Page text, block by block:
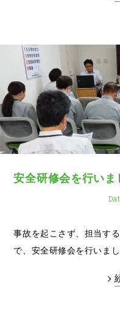
安全研修会を行いま
事故を起こさず、担当す
で、安全研修会を行いまし